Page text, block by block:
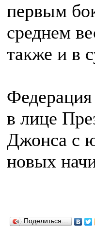
первым
среднем
также и в
в лице
Джонса с
новых
Поделиться…